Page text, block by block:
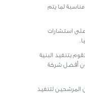
لما يتم
على استشارات
بتنفيذ البنية
أفضل شركة
المرشحين لتنفيذ